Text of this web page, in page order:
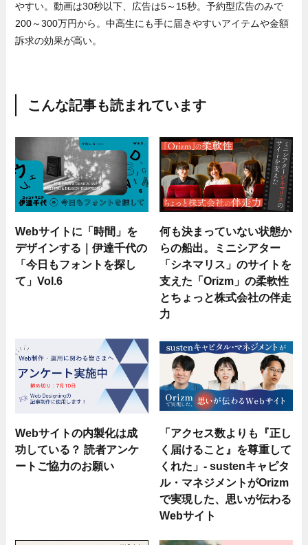
やすい。動画は30秒以下、広告は5～15秒。予約型広告のみで
200～300万円から。中高生にも手に届きやすいアイテムや金額
訴求の効果が高い。
こんな記事も読まれています
Webサイトに「時間」を
デザインする｜伊達千代の
「今日もフォントを探し
て」Vol.6
何も決まっていない状態か
らの船出。ミニシアター
「シネマリス」のサイトを
支えた「Orizm」の柔軟性
とちょっと株式会社の伴走
力
Webサイトの内製化は成
功している？ 読者アンケ
ートご協力のお願い
「アクセス数よりも『正し
く届けること』を尊重して
くれた」- sustenキャピタ
ル・マネジメントがOrizm
で実現した、思いが伝わる
Webサイト